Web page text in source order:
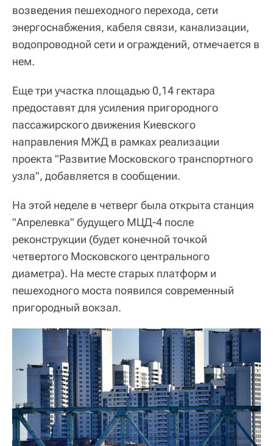
возведения пешеходного перехода, сети
энергоснабжения, кабеля связи, канализации,
водопроводной сети и ограждений, отмечается в
нем.
Еще три участка площадью 0,14 гектара
предоставят для усиления пригородного
пассажирского движения Киевского
направления МЖД в рамках реализации
проекта "Развитие Московского транспортного
узла", добавляется в сообщении.
На этой неделе в четверг была открыта станция
"Апрелевка" будущего МЦД-4 после
реконструкции (будет конечной точкой
четвертого Московского центрального
диаметра). На месте старых платформ и
пешеходного моста появился современный
пригородный вокзал.